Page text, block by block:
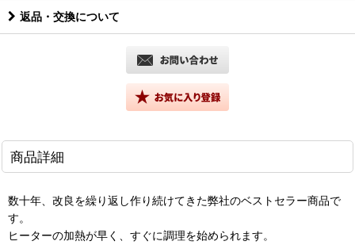
返品・交換について
商品詳細
数十年、改良を繰り返し作り続けてきた弊社のベストセラー商品で
す。
ヒーターの加熱が早く、すぐに調理を始められます。